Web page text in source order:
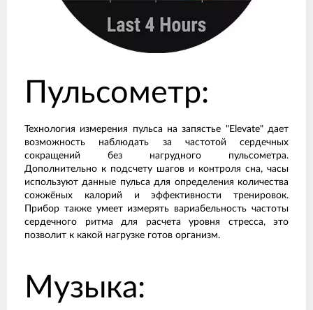
Пульсометр:
Технология измерения пульса на запястье "Elevate" дает
возможность наблюдать за частотой сердечных
сокращений без нагрудного пульсометра.
Дополнительно к подсчету шагов и контроля сна, часы
используют данные пульса для определения количества
сожжёных калорий и эффективности тренировок.
Прибор также умеет измерять вариабельность частоты
сердечного ритма для расчета уровня стресса, это
позволит к какой нагрузке готов организм.
Музыка: